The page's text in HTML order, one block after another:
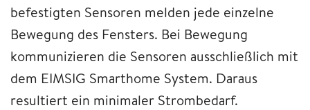
befestigten Sensoren melden jede einzelne
Bewegung des Fensters. Bei Bewegung
kommunizieren die Sensoren ausschließlich mit
dem EIMSIG Smarthome System. Daraus
resultiert ein minimaler Strombedarf.